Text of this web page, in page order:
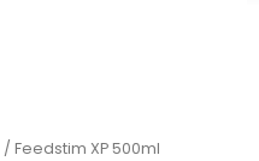
/ Feedstim XP 500ml